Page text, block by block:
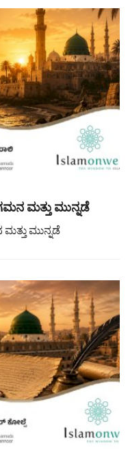
ಮತ್ತು ಮುನ್ನಡೆ
ಮುನ್ನಡೆ